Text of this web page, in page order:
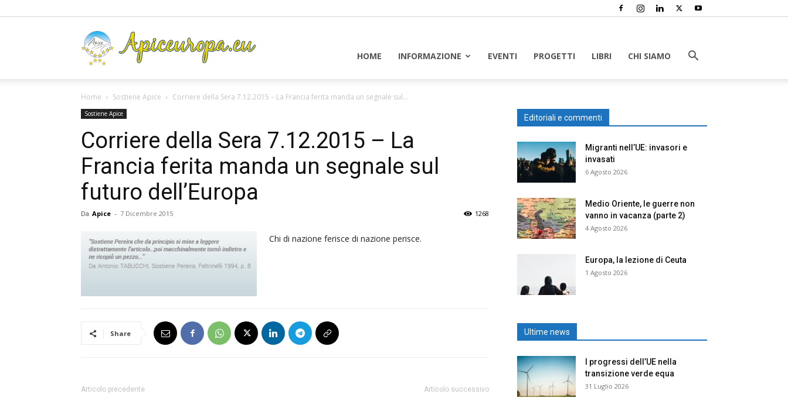
HOME INFORMAZIONE EVENTI PROGETTI LIBRI CHI SIAMO
Home Sostiene Apice Corriere della Sera 7.12.2015 – La Francia ferita manda un segnale sul...
Sostiene Apice
Corriere della Sera 7.12.2015 – La
Francia ferita manda un segnale sul
futuro dell’Europa
Da Apice - 7 Dicembre 2015 1268
Chi di nazione ferisce di nazione perisce.
Share
Articolo precedente Articolo successivo
Editoriali e commenti
Migranti nell’UE: invasori e
invasati
6 Agosto 2026
Medio Oriente, le guerre non
vanno in vacanza (parte 2)
4 Agosto 2026
Europa, la lezione di Ceuta
1 Agosto 2026
Ultime news
I progressi dell’UE nella
transizione verde equa
31 Luglio 2026